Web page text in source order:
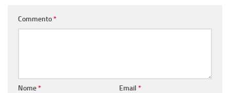
Commento*
Nome* Email *